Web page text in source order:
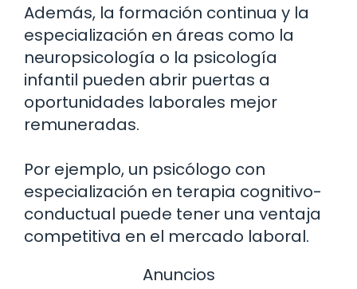
Además, la formación continua y la
especialización en áreas como la
neuropsicología o la psicología
infantil pueden abrir puertas a
oportunidades laborales mejor
remuneradas.
Por ejemplo, un psicólogo con
especialización en terapia cognitivo-
conductual puede tener una ventaja
competitiva en el mercado laboral.
Anuncios